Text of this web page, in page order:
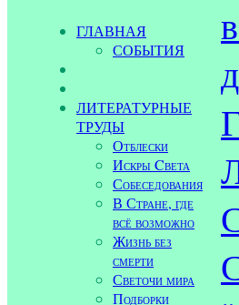
ГЛАВНАЯ
СОБЫТИЯ
ЛИТЕРАТУРНЫЕ
ТРУДЫ
Отблески
Искры Cвета
Собеседования
В Стране, где
всё возможно
Жизнь без
смерти
Светочи мира
Подборки